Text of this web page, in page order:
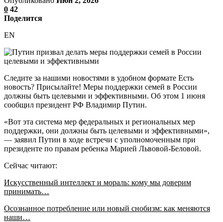
0 42
Поделится
EN
Следите за нашими новостями в удобном формате Есть
новость? Присылайте! Меры поддержки семей в России
должны быть целевыми и эффективными. Об этом 1 июня
сообщил президент РФ Владимир Путин.
«Вот эта система мер федеральных и региональных мер
поддержки, они должны быть целевыми и эффективными»,
— заявил Путин в ходе встречи с уполномоченным при
президенте по правам ребенка Марией Львовой-Беловой.
Сейчас читают:
Искусственный интеллект и мораль: кому мы доверим
принимать…
Осознанное потребление или новый снобизм: как меняются
наши…